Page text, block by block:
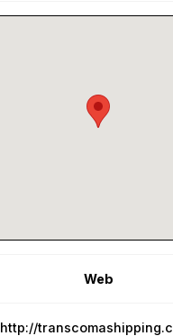
Web
http://